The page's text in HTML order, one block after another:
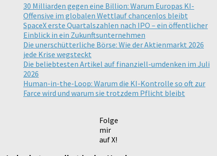
30 Milliarden gegen eine Billion: Warum Europas KI-
Offensive im globalen Wettlauf chancenlos bleibt
SpaceX erste Quartalszahlen nach IPO – ein öffentlicher
Einblick in ein Zukunftsunternehmen
Die unerschütterliche Börse: Wie der Aktienmarkt 2026
jede Krise wegsteckt
Die beliebtesten Artikel auf finanziell-umdenken im Juli
2026
Human-in-the-Loop: Warum die KI-Kontrolle so oft zur
Farce wird und warum sie trotzdem Pflicht bleibt
Folge
mir
auf X!